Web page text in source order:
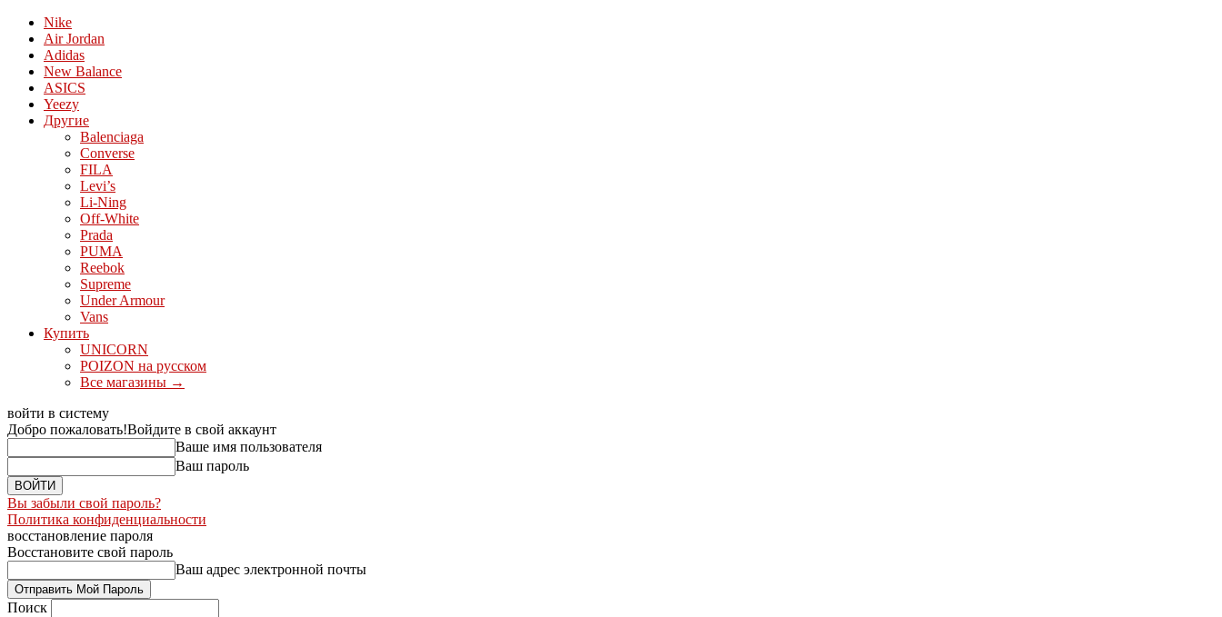
Nike
Air Jordan
Adidas
New Balance
ASICS
Yeezy
Другие
Balenciaga
Converse
FILA
Levi’s
Li-Ning
Off-White
Prada
PUMA
Reebok
Supreme
Under Armour
Vans
Купить
UNICORN
POIZON на русском
Все магазины →
войти в систему
Добро пожаловать!Войдите в свой аккаунт
Ваше имя пользователя
Ваш пароль
Вы забыли свой пароль?
Политика конфиденциальности
восстановление пароля
Восстановите свой пароль
Ваш адрес электронной почты
Поиск